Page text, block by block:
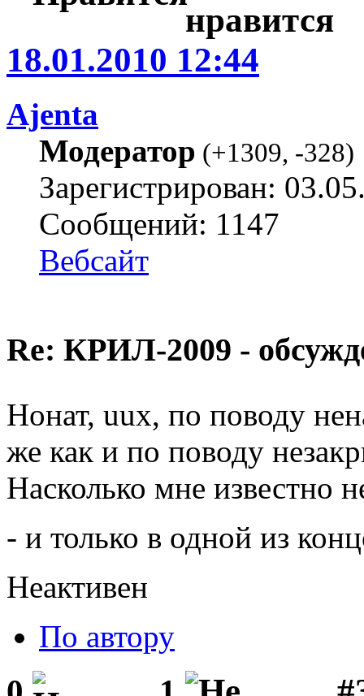
18.01.2010 12:44
Ajenta
Модератор (+1309, -328)
Зарегистрирован:
Сообщений: 1147
Вебсайт
Re: КРИЛ-2009 -
Нонат, uux, по поводу
же как и по поводу
Насколько мне известно
- и только в одной из
Неактивен
По автору